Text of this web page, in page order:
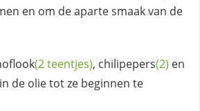
en om de aparte smaak van de
(2 teentjes), chilipepers(2) en
in de olie tot ze beginnen te